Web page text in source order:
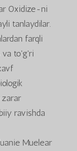
Oxidize-ni
tanlaydilar.
farqli
va to'g'ri
ravishda
Muelear